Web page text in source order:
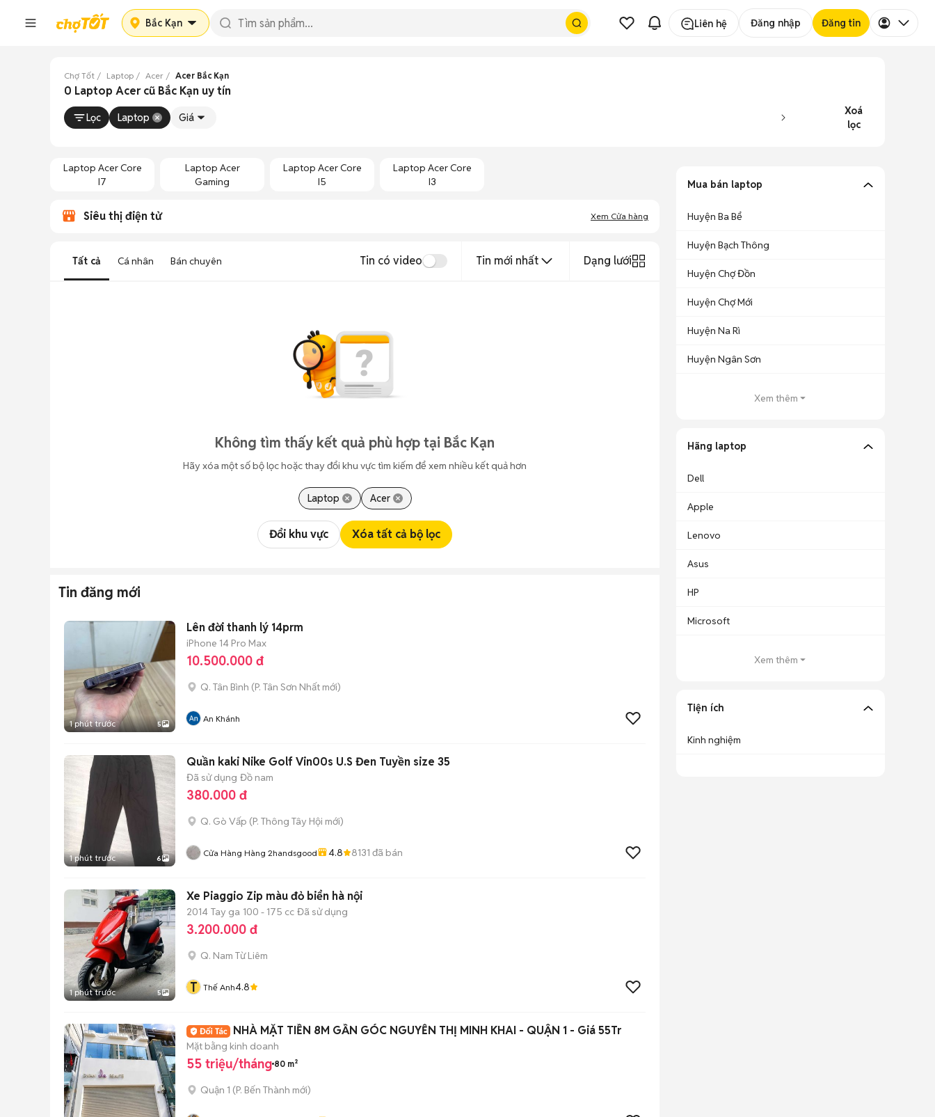
Bắc Kạn Liên hệ Đăng nhập Đăng tin
Chợ Tốt Laptop Acer Acer Bắc Kạn
0 Laptop Acer cũ Bắc Kạn uy tín
Lọc Laptop Giá
Xoá
lọc
Laptop Acer Core
I7
Laptop Acer
Gaming
Laptop Acer Core
I5
Laptop Acer Core
I3
Siêu thị điện tử Xem Cửa hàng
Tất cả Cá nhân Bán chuyên Tin có video Tin mới nhất Dạng lưới
Không tìm thấy kết quả phù hợp tại Bắc Kạn
Hãy xóa một số bộ lọc hoặc thay đổi khu vực tìm kiếm để xem nhiều kết quả hơn
Laptop Acer
Đổi khu vực Xóa tất cả bộ lọc
Tin đăng mới
1 phút trước 5
Lên đời thanh lý 14prm
iPhone 14 Pro Max
10.500.000 đ
Q. Tân Bình (P. Tân Sơn Nhất mới)
An Khánh
1 phút trước 6
Quần kaki Nike Golf Vin00s U.S Đen Tuyền size 35
Đã sử dụng Đồ nam
380.000 đ
Q. Gò Vấp (P. Thông Tây Hội mới)
Cửa Hàng Hàng 2handsgood 4.8 8131 đã bán
1 phút trước 5
Xe Piaggio Zip màu đỏ biển hà nội
2014 Tay ga 100 - 175 cc Đã sử dụng
3.200.000 đ
Q. Nam Từ Liêm
T Thế Anh4.8
NHÀ MẶT TIỀN 8M GẦN GÓC NGUYỄN THỊ MINH KHAI - QUẬN 1 - Giá 55Tr
Mặt bằng kinh doanh
55 triệu/tháng 80 m²
Quận 1 (P. Bến Thành mới)
Mua bán laptop
Huyện Ba Bể
Huyện Bạch Thông
Huyện Chợ Đồn
Huyện Chợ Mới
Huyện Na Rì
Huyện Ngân Sơn
Xem thêm
Hãng laptop
Dell
Apple
Lenovo
Asus
HP
Microsoft
Xem thêm
Tiện ích
Kinh nghiệm